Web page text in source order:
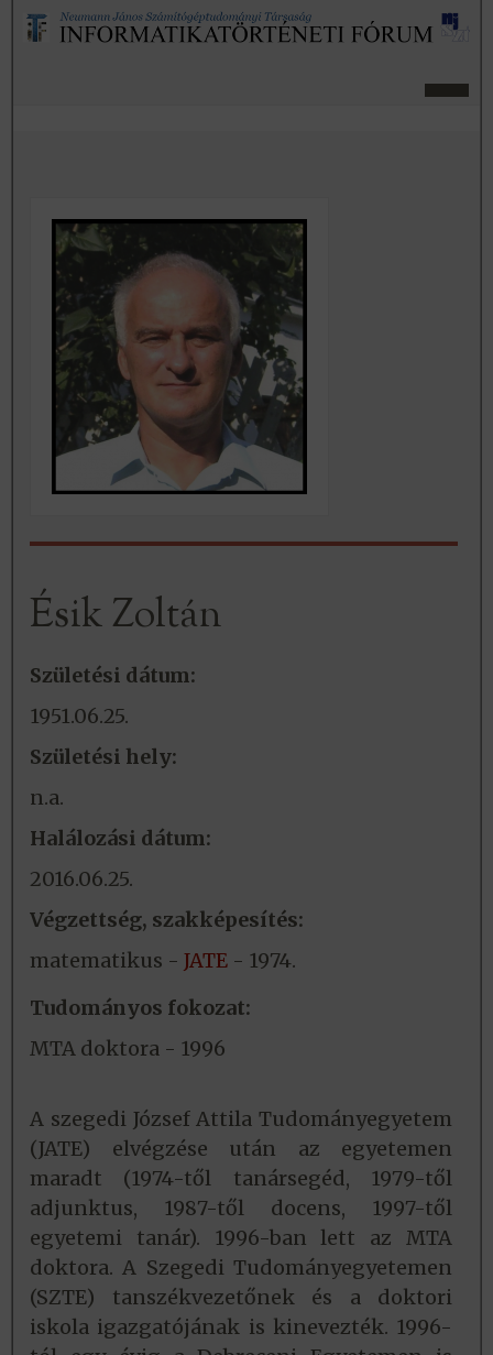
Ésik Zoltán
Születési dátum:
1951.06.25.
Születési hely:
n.a.
Halálozási dátum:
2016.06.25.
Végzettség, szakképesítés:
matematikus - JATE - 1974.
Tudományos fokozat:
MTA doktora - 1996
A szegedi József Attila Tudományegyetem
(JATE) elvégzése után az egyetemen
maradt (1974-től tanársegéd, 1979-től
adjunktus, 1987-től docens, 1997-től
egyetemi tanár). 1996-ban lett az MTA
doktora. A Szegedi Tudományegyetemen
(SZTE) tanszékvezetőnek és a doktori
iskola igazgatójának is kinevezték. 1996-